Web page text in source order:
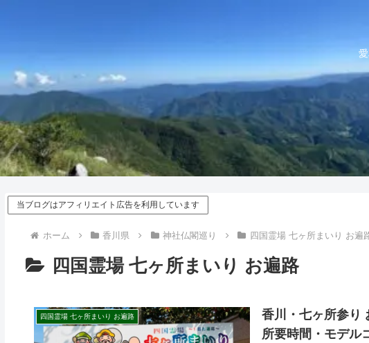
当ブログはアフィリエイト広告を利用しています
ホーム 香川県 神社仏閣巡り 四国霊場 七ヶ所まいり お遍
四国霊場 七ヶ所まいり お遍路
四国霊場 七ヶ所まいり お遍路
香川・七ヶ所参り
所要時間・モデル